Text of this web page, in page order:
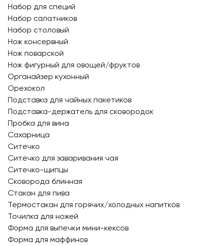
Набор для специй
Набор салатников
Набор столовый
Нож консервный
Нож поварской
Нож фигурный для овощей/фруктов
Органайзер кухонный
Орехокол
Подставка для чайных пакетиков
Подставка-держатель для сковородок
Пробка для вина
Сахарница
Ситечко
Ситечко для заваривания чая
Ситечко-щипцы
Сковорода блинная
Стакан для пива
Термостакан для горячих/холодных напитков
Точилка для ножей
Форма для выпечки мини-кексов
Форма для маффинов